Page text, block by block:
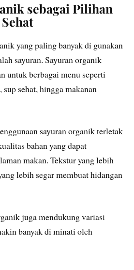
sebagai Pilihan
yang paling banyak di gunakan
sayuran. Sayuran organik
untuk berbagai menu seperti
sehat, hingga makanan
sayuran organik terletak
bahan yang dapat
makan. Tekstur yang lebih
lebih segar membuat hidangan
juga mendukung variasi
banyak di minati oleh